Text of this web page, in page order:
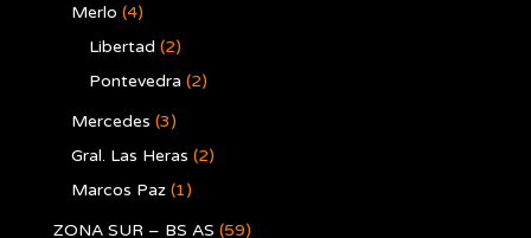
Merlo (4)
Libertad (2)
Pontevedra (2)
Mercedes (3)
Gral. Las Heras (2)
Marcos Paz (1)
ZONA SUR – BS AS (59)